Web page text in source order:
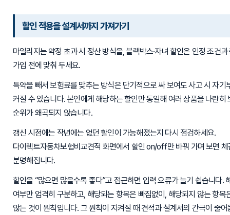
할인 적용을 설계서까지 가져가기
마일리지는 약정 초과 시 정산 방식을, 블랙박스·자녀 할인은 인정 조건과
가입 전에 맞춰 두세요.
특약을 빼서 보험료를 맞추는 방식은 단기적으로 싸 보여도 사고 시 자기
커질 수 있습니다. 본인에게 해당하는 할인만 통일해 여러 상품을 나란히
순위가 왜곡되지 않습니다.
갱신 시점에는 작년에는 없던 할인이 가능해졌는지 다시 점검하세요.
다이렉트자동차보험비교견적 화면에서 할인 on/off만 바꿔 가며 보면 체
분명해집니다.
할인을 “많으면 많을수록 좋다”고 접근하면 입력 오류가 늘기 쉽습니다.
여부만 엄격히 구분하고, 해당되는 항목은 빠짐없이, 해당되지 않는 항목
않는 것이 원칙입니다. 그 원칙이 지켜질 때 견적과 설계서의 간극이 줄어